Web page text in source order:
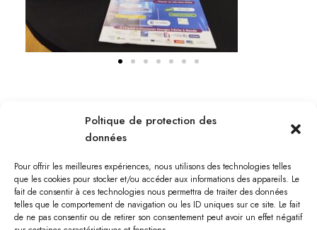
Poltique de protection des
données
Pour offrir les meilleures expériences, nous utilisons des technologies telles
que les cookies pour stocker et/ou accéder aux informations des appareils. Le
fait de consentir à ces technologies nous permettra de traiter des données
telles que le comportement de navigation ou les ID uniques sur ce site. Le fait
de ne pas consentir ou de retirer son consentement peut avoir un effet négatif